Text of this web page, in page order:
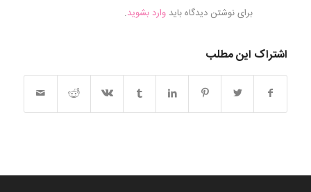
برای نوشتن دیدگاه باید وارد بشوید.
اشتراک این مطلب